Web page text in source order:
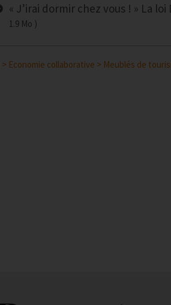
« J’irai dormir chez vous ! » La
1.9 Mo
> Economie collaborative > Meublés de